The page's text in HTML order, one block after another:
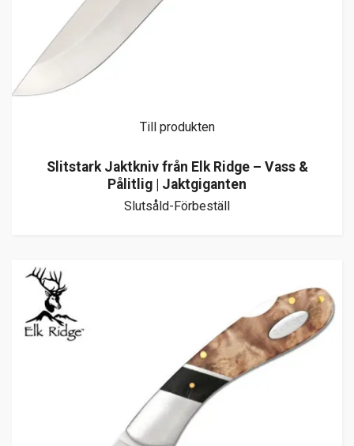
Till produkten
Slitstark Jaktkniv från Elk Ridge – Vass &
Pålitlig | Jaktgiganten
Slutsåld-Förbeställ